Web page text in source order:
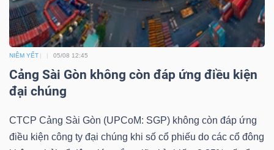
NIÊM YẾT 05/08 12:45
Cảng Sài Gòn không còn đáp ứng điều kiện
đại chúng
CTCP Cảng Sài Gòn (UPCoM: SGP) không còn đáp ứng
điều kiện công ty đại chúng khi số cổ phiếu do các cổ đông
NGHIỆP
TIÊU
KHÔNG
THIẾT